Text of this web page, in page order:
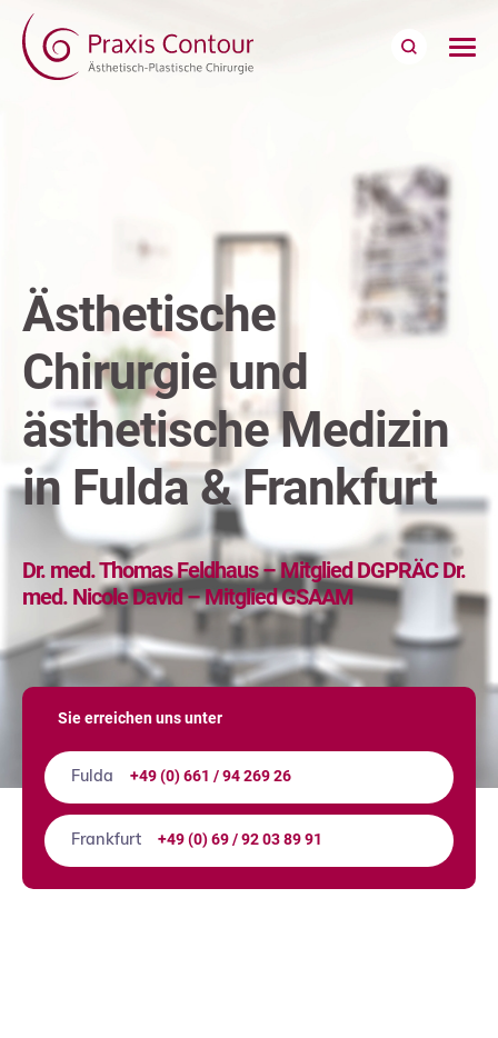
Ästhetische
Chirurgieund
ästhetische Medizin
in Fulda & Frankfurt
Dr. med. Thomas Feldhaus – Mitglied DGPRÄC Dr.
med. Nicole David – Mitglied GSAAM
Sie erreichen uns unter
Fulda +49 (0) 661 / 94 269 26
Frankfurt +49 (0) 69 / 92 03 89 91